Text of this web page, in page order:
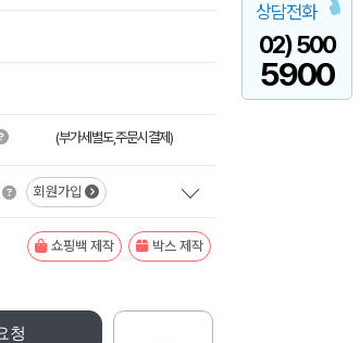
상담전화
02) 500
5900
(부가세별도,주문시결제)
회원가입
쇼핑백 제작 박스 제작
청